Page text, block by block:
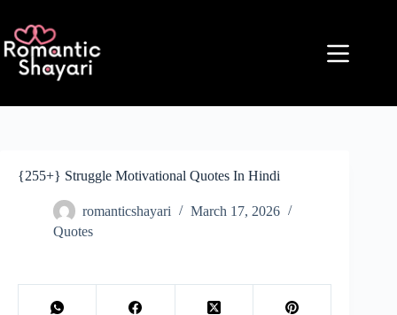
content
{255+} Struggle Motivational Quotes In Hindi
romanticshayari
March 17, 2026
Quotes